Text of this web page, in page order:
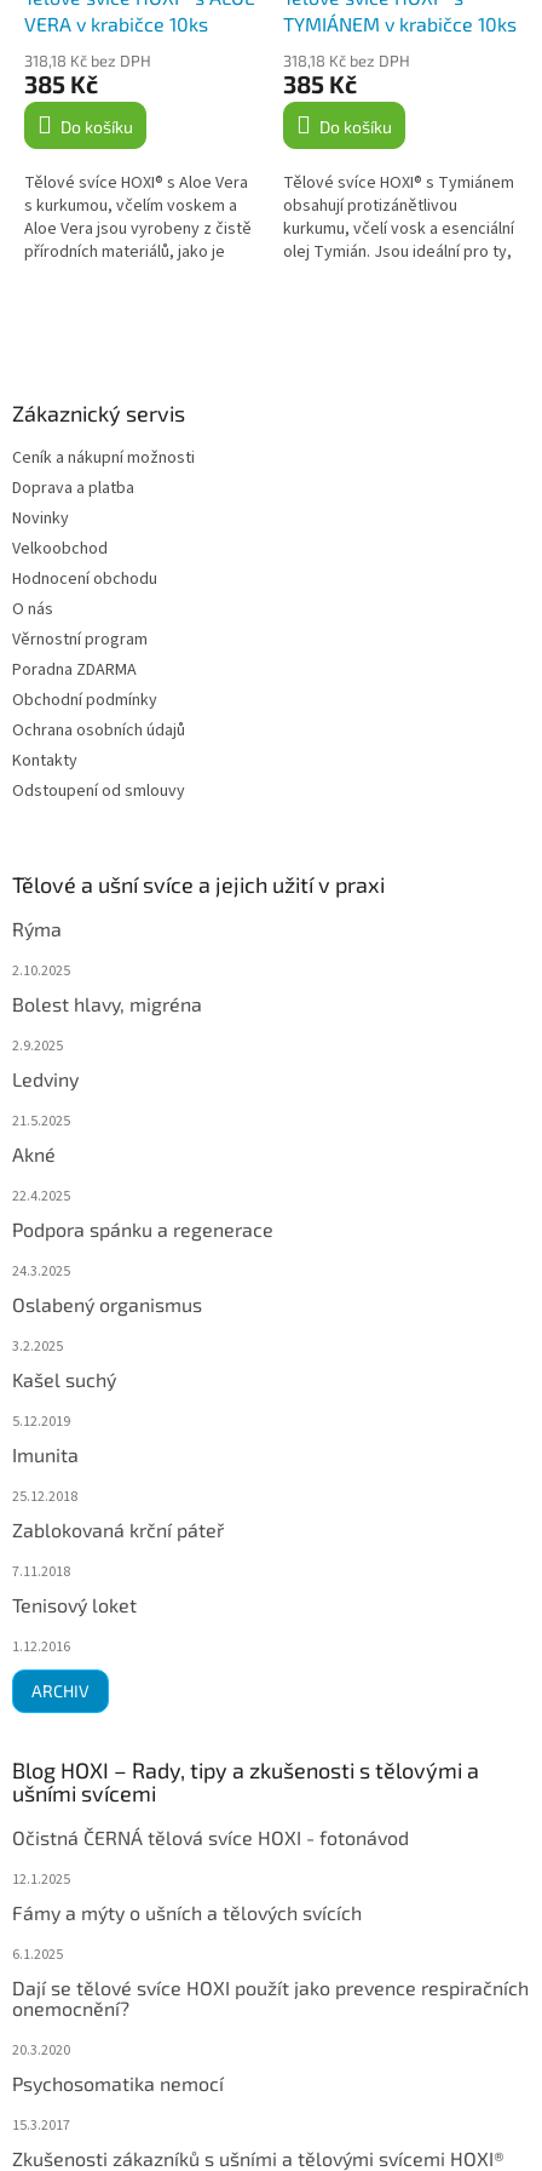
VERA v krabičce 10ks
318,18 Kč bez DPH
385 Kč
Do košíku
Tělové svíce HOXI® s Aloe Vera
s kurkumou, včelím voskem a
Aloe Vera jsou vyrobeny z čistě
přírodních materiálů, jako je
TYMIÁNEM v krabičce 10ks
318,18 Kč bez DPH
385 Kč
Do košíku
Tělové svíce HOXI® s Tymiánem
obsahují protizánětlivou
kurkumu, včelí vosk a esenciální
olej Tymián. Jsou ideální pro ty,
Zákaznický servis
Ceník a nákupní možnosti
Doprava a platba
Novinky
Velkoobchod
Hodnocení obchodu
O nás
Věrnostní program
Poradna ZDARMA
Obchodní podmínky
Ochrana osobních údajů
Kontakty
Odstoupení od smlouvy
Tělové a ušní svíce a jejich užití v praxi
Rýma
2.10.2025
Bolest hlavy, migréna
2.9.2025
Ledviny
21.5.2025
Akné
22.4.2025
Podpora spánku a regenerace
24.3.2025
Oslabený organismus
3.2.2025
Kašel suchý
5.12.2019
Imunita
25.12.2018
Zablokovaná krční páteř
7.11.2018
Tenisový loket
1.12.2016
ARCHIV
Blog HOXI – Rady, tipy a zkušenosti s tělovými a
ušními svícemi
Očistná ČERNÁ tělová svíce HOXI - fotonávod
12.1.2025
Fámy a mýty o ušních a tělových svících
6.1.2025
Dají se tělové svíce HOXI použít jako prevence respiračních
onemocnění?
20.3.2020
Psychosomatika nemocí
15.3.2017
Zkušenosti zákazníků s ušními a tělovými svícemi HOXI®